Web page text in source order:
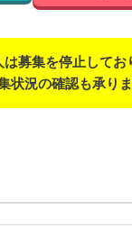
募集を停止してお
状況の確認も承りま